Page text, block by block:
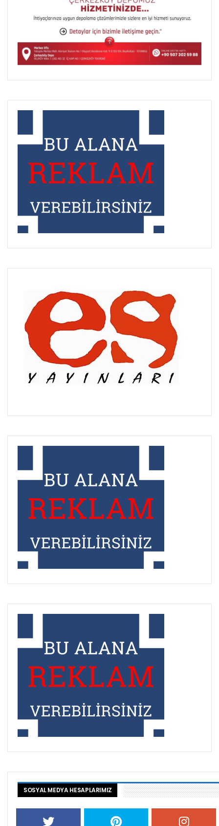
SOSYAL MEDYA HESAPLARIMIZ